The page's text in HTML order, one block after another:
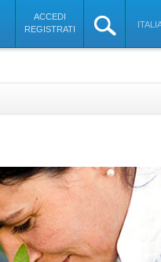
ACCEDI
REGISTRATI